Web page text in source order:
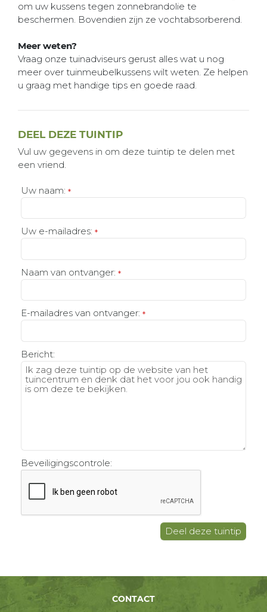
om uw kussens tegen zonnebrandolie te
beschermen. Bovendien zijn ze vochtabsorberend.
Meer weten?
Vraag onze tuinadviseurs gerust alles wat u nog
meer over tuinmeubelkussens wilt weten. Ze helpen
u graag met handige tips en goede raad.
DEEL DEZE TUINTIP
Vul uw gegevens in om deze tuintip te delen met
een vriend.
Uw naam: *
Uw e-mailadres: *
Naam van ontvanger: *
E-mailadres van ontvanger: *
Bericht:
Beveiligingscontrole:
CONTACT